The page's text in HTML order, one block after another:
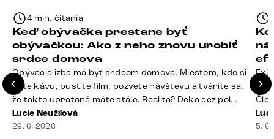
4 min. čítania
Keď obývačka prestane byť
obývačkou: Ako z neho znovu urobiť
srdce domova
Obývacia izba má byť srdcom domova. Miestom, kde si
dáte kávu, pustíte film, pozvete návštevu a tvárite sa,
že takto upratané máte stále. Realita? Deka cez pol
sedačky, ovládač záhadne zmizol, konferenčný stolík
slúži ako odkladisko všetkého od účteniek po balzam
Lucie Neužilová
29. 6. 2026
si
5.